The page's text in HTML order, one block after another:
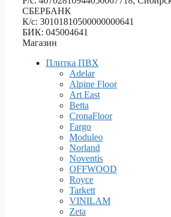
СБЕРБАНК
К/с: 30101810500000000641
БИК: 045004641
Магазин
Плитка ПВХ
Adelar
Alpine Floor
Art East
Betta
CronaFloor
Fargo
Moduleo
Norland
Noventis
OFFWOOD
Royce
Tarkett
VINILAM
Zeta